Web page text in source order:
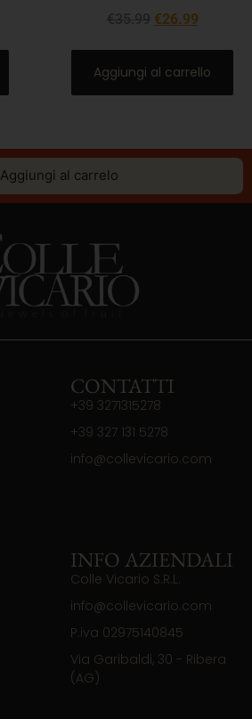
€26.99
Aggiungi al carrello
Aggiungi al carrelo
CONTATTI
+39 3271315278
+39 327 131 5278
info@collevicario.com
INFO AZIENDALI
Colle Vicario S.R.L.
info@collevicario.com
P.iva 02975140845
Via Garibaldi, 30 - Ribera
(AG)